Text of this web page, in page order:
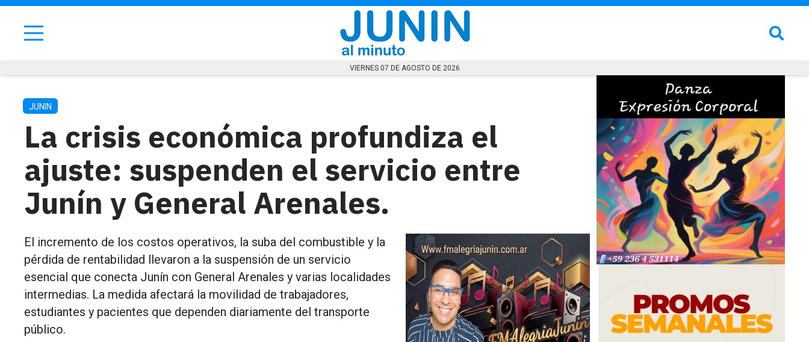
VIERNES 07 DE AGOSTO DE 2026
JUNIN
La crisis económica profundiza el
ajuste: suspenden el servicio entre
Junín y General Arenales.
El incremento de los costos operativos, la suba del combustible y la
pérdida de rentabilidad llevaron a la suspensión de un servicio
esencial que conecta Junín con General Arenales y varias localidades
intermedias. La medida afectará la movilidad de trabajadores,
estudiantes y pacientes que dependen diariamente del transporte
público.